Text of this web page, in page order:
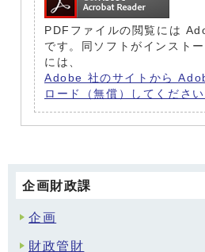
PDFファイルの閲覧には
です。同ソフトがインスト
には、
Adobe 社のサイトから
ロード（無償）してください
企画財政課
企画
財政管財